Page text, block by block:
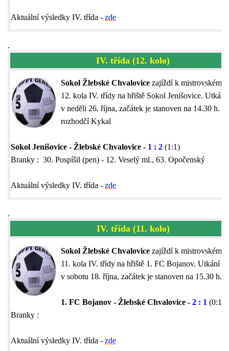
Aktuální výsledky IV. třída - zde
.
IV. třída (12. kolo)
Sokol Žlebské Chvalovice zajíždí k mistrovskému
12. kola IV. třídy na hřiště Sokol Jenišovice. Utkání
v neděli 26. října, začátek je stanoven na 14.30 h. /
rozhodčí Kykal
Sokol Jenišovice - Žlebské Chvalovice - 1 : 2 (1:1)
Branky : 30. Pospíšil (pen) - 12. Veselý ml., 63. Opočenský
Aktuální výsledky IV. třída - zde
.
IV. třída (11. kolo)
Sokol Žlebské Chvalovice zajíždí k mistrovskému
11. kola IV. třídy na hřiště 1. FC Bojanov. Utkání
v sobotu 18. října, začátek je stanoven na 15.30 h.
1. FC Bojanov - Žlebské Chvalovice - 2 : 1 (0:1)
Branky :
Aktuální výsledky IV. třída - zde